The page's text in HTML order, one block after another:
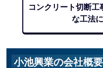
コンクリート切断
な工法
小池興業の会社概要